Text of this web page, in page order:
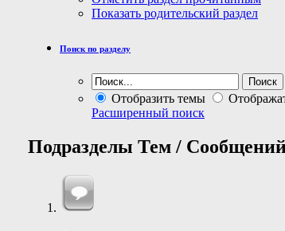
Показать родительский раздел
Поиск по разделу
Отобразить темы
Расширенный поиск
Подразделы Тем /